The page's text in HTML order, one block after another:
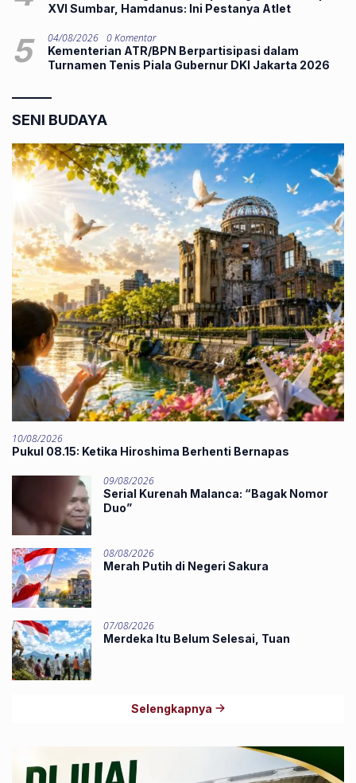
XVI Sumbar, Hamdanus: Ini Pestanya Atlet
5 04/08/2026 0 Komentar
Kementerian ATR/BPN Berpartisipasi dalam
Turnamen Tenis Piala Gubernur DKI Jakarta 2026
SENI BUDAYA
10/08/2026
Pukul 08.15: Ketika Hiroshima Berhenti Bernapas
09/08/2026
‎Serial Kurenah Malanca: “Bagak Nomor
Duo”
08/08/2026
Merah Putih di Negeri Sakura
07/08/2026
Merdeka Itu Belum Selesai, Tuan
Selengkapnya